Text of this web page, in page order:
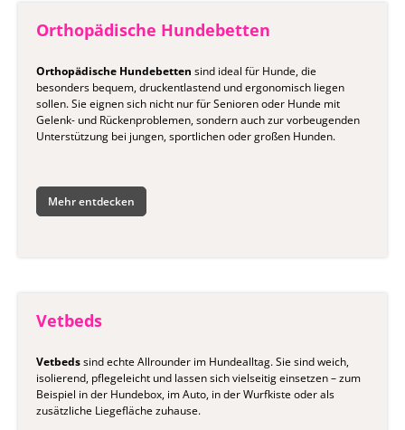
Orthopädische Hundebetten
Orthopädische Hundebetten sind ideal für Hunde, die
besonders bequem, druckentlastend und ergonomisch liegen
sollen. Sie eignen sich nicht nur für Senioren oder Hunde mit
Gelenk- und Rückenproblemen, sondern auch zur vorbeugenden
Unterstützung bei jungen, sportlichen oder großen Hunden.
Mehr entdecken
Vetbeds
Vetbedssind echte Allrounder im Hundealltag. Sie sind weich,
isolierend, pflegeleicht und lassen sich vielseitig einsetzen – zum
Beispiel in der Hundebox, im Auto, in der Wurfkiste oder als
zusätzliche Liegefläche zuhause.